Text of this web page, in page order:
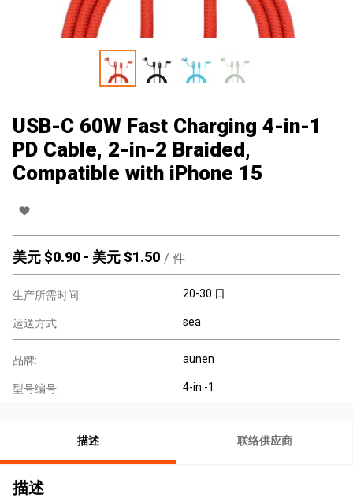
USB-C 60W Fast Charging 4-in-1
PD Cable, 2-in-2 Braided,
Compatible with iPhone 15
美元 $0.90 - 美元 $1.50 / 件
生产所需时间: 20-30 日
运送方式: sea
品牌: aunen
型号编号: 4-in -1
描述 联络供应商
描述